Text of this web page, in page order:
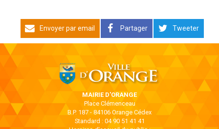
Envoyer par email Partager Tweeter
MAIRIE D'ORANGE
Place Clémenceau
B.P. 187 - 84106 Orange Cédex
Standard : 04 90 51 41 41